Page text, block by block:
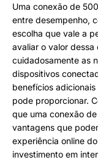
Uma conexão de
entre desempenho,
escolha que vale a
avaliar o valor dessa
cuidadosamente as
dispositivos
benefícios
pode proporcionar.
que uma conexão
vantagens que
experiência online
investimento em